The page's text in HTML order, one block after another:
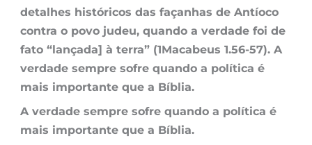
detalhes históricos das façanhas de Antíoco
contra o povo judeu, quando a verdade foi de
fato “lançada] à terra” (1Macabeus 1.56-57). A
verdade sempre sofre quando a política é
mais importante que a Bíblia.
A verdade sempre sofre quando a política é
mais importante que a Bíblia.